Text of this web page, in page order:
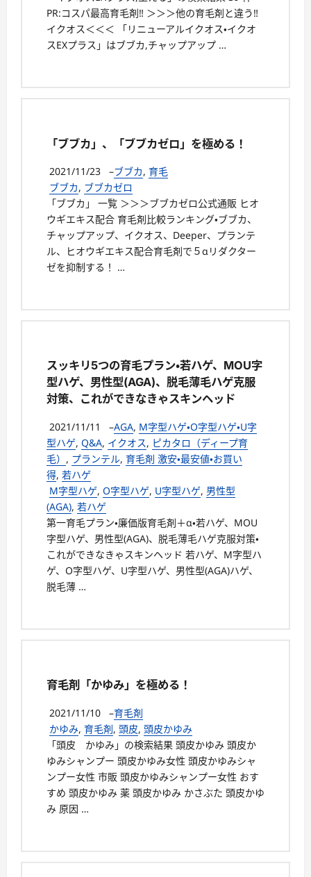
PR:コスパ最高育毛剤‼ ＞＞＞他の育毛剤と違う‼
イクオス＜＜＜ 「リニューアルイクオス・イクオ
スEXプラス」はブブカ,チャップアップ …
「ブブカ」、「ブブカゼロ」を極める！
2021/11/23 –ブブカ, 育毛
ブブカ, ブブカゼロ
「ブブカ」 一覧 ＞＞＞ブブカゼロ公式通販 ヒオ
ウギエキス配合 育毛剤比較ランキング・ブブカ、
チャップアップ、イクオス、Deeper、プランテ
ル、ヒオウギエキス配合育毛剤で５αリダクター
ゼを抑制する！ …
スッキリ5つの育毛プラン・若ハゲ、MOU字
型ハゲ、男性型(AGA)、脱毛薄毛ハゲ克服
対策、これができなきゃスキンヘッド
2021/11/11 –AGA, M字型ハゲ・O字型ハゲ・U字
型ハゲ, Q&A, イクオス, ピカタロ（ディープ育
毛） , プランテル, 育毛剤 激安・最安値・お買い
得, 若ハゲ
M字型ハゲ, O字型ハゲ, U字型ハゲ, 男性型
(AGA), 若ハゲ
第一育毛プラン・廉価版育毛剤＋α・若ハゲ、MOU
字型ハゲ、男性型(AGA)、脱毛薄毛ハゲ克服対策・
これができなきゃスキンヘッド 若ハゲ、M字型ハ
ゲ、O字型ハゲ、U字型ハゲ、男性型(AGA)ハゲ、
脱毛薄 …
育毛剤「かゆみ」を極める！
2021/11/10 –育毛剤
かゆみ, 育毛剤, 頭皮, 頭皮かゆみ
「頭皮 かゆみ」の検索結果 頭皮かゆみ 頭皮か
ゆみシャンプー 頭皮かゆみ女性 頭皮かゆみシャ
ンプー女性 市販 頭皮かゆみシャンプー女性 おす
すめ 頭皮かゆみ 薬 頭皮かゆみ かさぶた 頭皮かゆ
み 原因 …